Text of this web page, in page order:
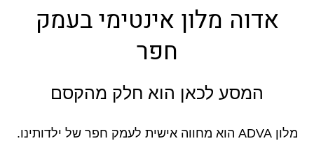
אדוה מלון אינטימי בעמק
חפר
המסע לכאן הוא חלק מהקסם
מלון ADVA הוא מחווה אישית לעמק חפר של ילדותינו.